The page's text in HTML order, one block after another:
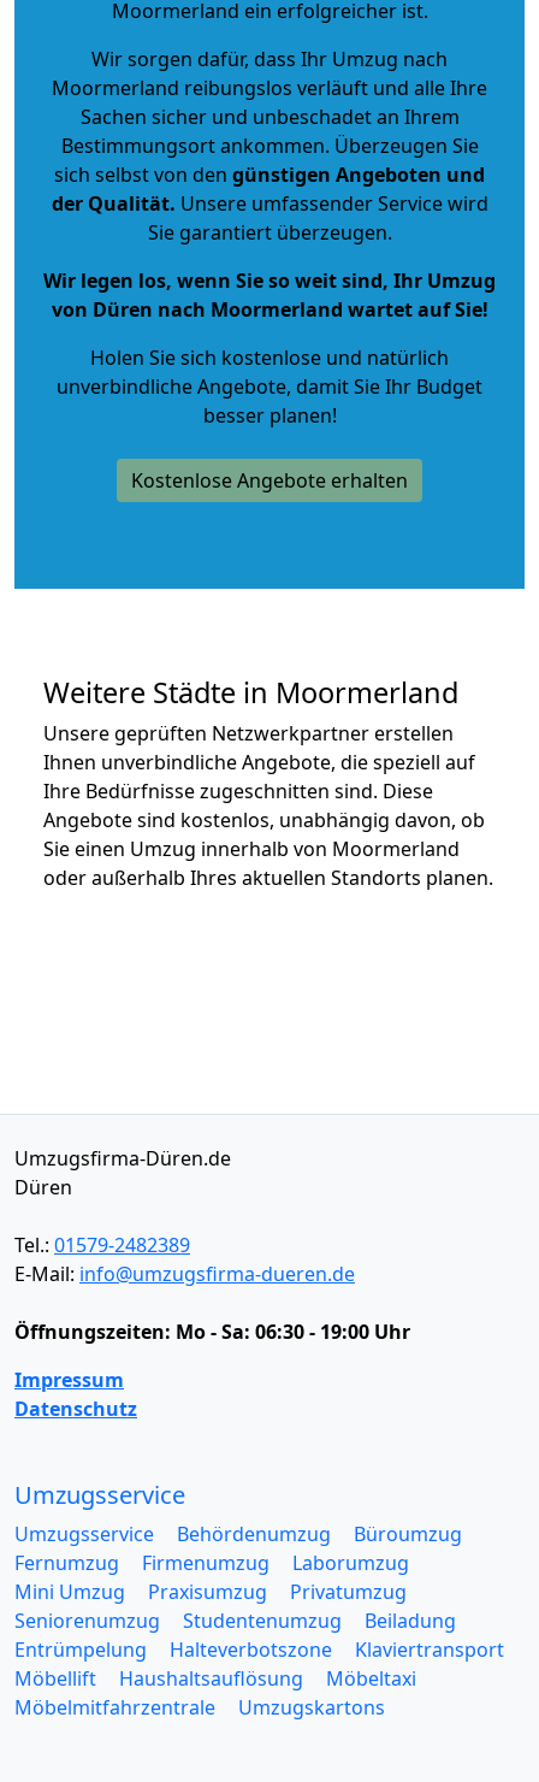
Moormerland ein erfolgreicher ist.
Wir sorgen dafür, dass Ihr Umzug nach
Moormerland reibungslos verläuft und alle Ihre
Sachen sicher und unbeschadet an Ihrem
Bestimmungsort ankommen. Überzeugen Sie
sich selbst von den günstigen Angeboten und
der Qualität. Unsere umfassender Service wird
Sie garantiert überzeugen.
Wir legen los, wenn Sie so weit sind, Ihr Umzug
von Düren nach Moormerland wartet auf Sie!
Holen Sie sich kostenlose und natürlich
unverbindliche Angebote, damit Sie Ihr Budget
besser planen!
Kostenlose Angebote erhalten
Weitere Städte in Moormerland
Unsere geprüften Netzwerkpartner erstellen
Ihnen unverbindliche Angebote, die speziell auf
Ihre Bedürfnisse zugeschnitten sind. Diese
Angebote sind kostenlos, unabhängig davon, ob
Sie einen Umzug innerhalb von Moormerland
oder außerhalb Ihres aktuellen Standorts planen.
Umzugsfirma-Düren.de
Düren
Tel.: 01579-2482389
E-Mail: info@umzugsfirma-dueren.de
Öffnungszeiten: Mo - Sa: 06:30 - 19:00 Uhr
Impressum
Datenschutz
Umzugsservice
Umzugsservice Behördenumzug
Büroumzug
Fernumzug
Firmenumzug
Laborumzug
Mini Umzug
Praxisumzug
Privatumzug
Seniorenumzug
Studentenumzug
Beiladung
Entrümpelung
Halteverbotszone
Klaviertransport
Möbellift
Haushaltsauflösung
Möbeltaxi
Möbelmitfahrzentrale
Umzugskartons